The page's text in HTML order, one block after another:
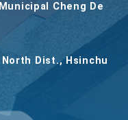
Cheng De
Dist., Hsinchu